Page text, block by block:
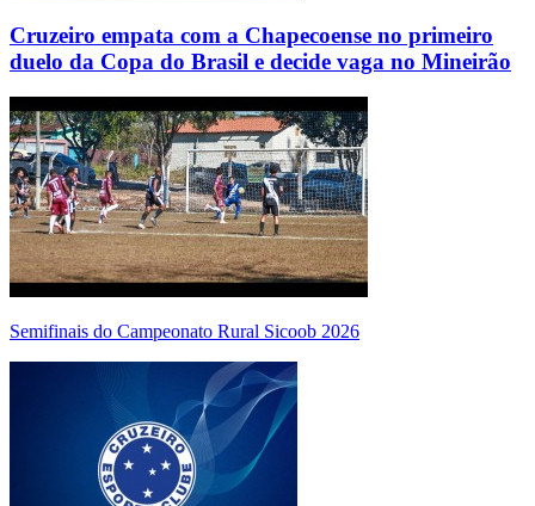
Cruzeiro empata com a Chapecoense no primeiro
duelo da Copa do Brasil e decide vaga no Mineirão
Semifinais do Campeonato Rural Sicoob 2026